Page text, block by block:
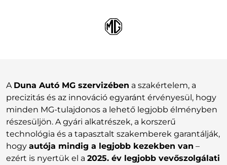
A Duna Autó MG szervizében a szakértelem, a
precizitás és az innováció egyaránt érvényesül, hogy
minden MG-tulajdonos a lehető legjobb élményben
részesüljön. A gyári alkatrészek, a korszerű
technológia és a tapasztalt szakemberek garantálják,
hogy autója mindig a legjobb kezekben van –
ezért is nyertük el a 2025. év legjobb vevőszolgálati